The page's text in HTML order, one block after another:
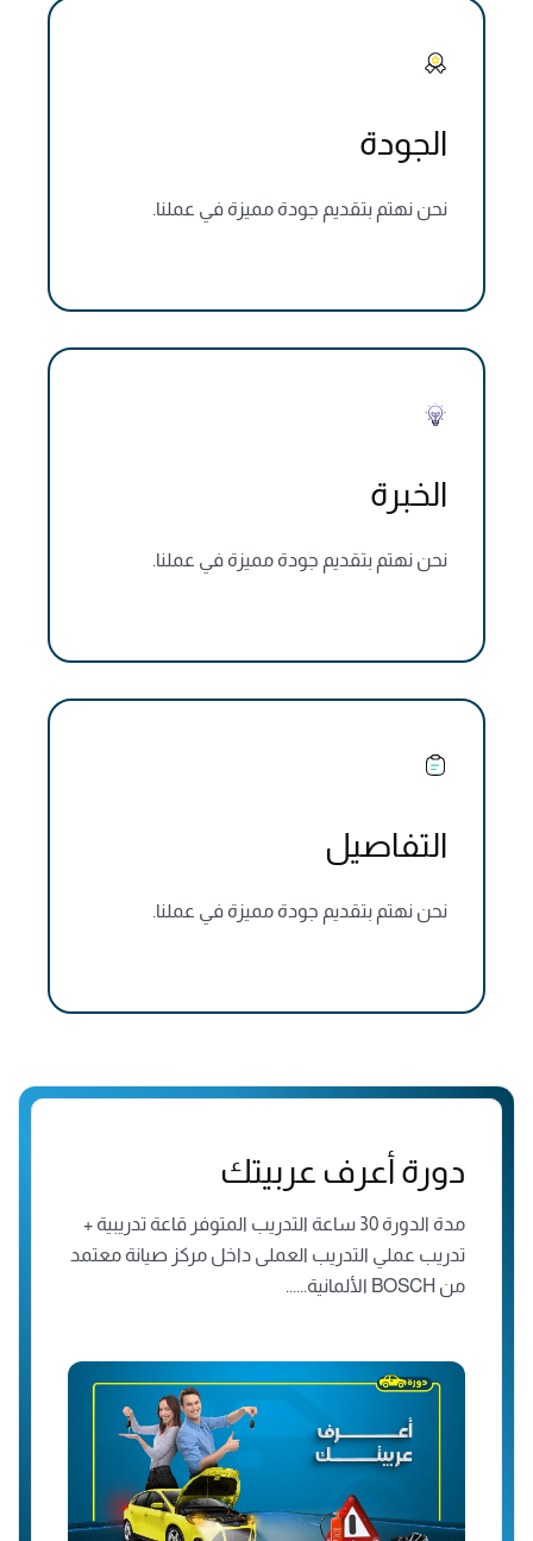
الجودة
نحن نهتم بتقديم جودة مميزة في عملنا.
الخبرة
نحن نهتم بتقديم جودة مميزة في عملنا.
التفاصيل
نحن نهتم بتقديم جودة مميزة في عملنا.
دورة أعرف عربيتك
مدة الدورة 30 ساعة التدريب المتوفر قاعة تدريبية +
تدريب عملي التدريب العملى داخل مركز صيانة معتمد
من BOSCH الألمانية......